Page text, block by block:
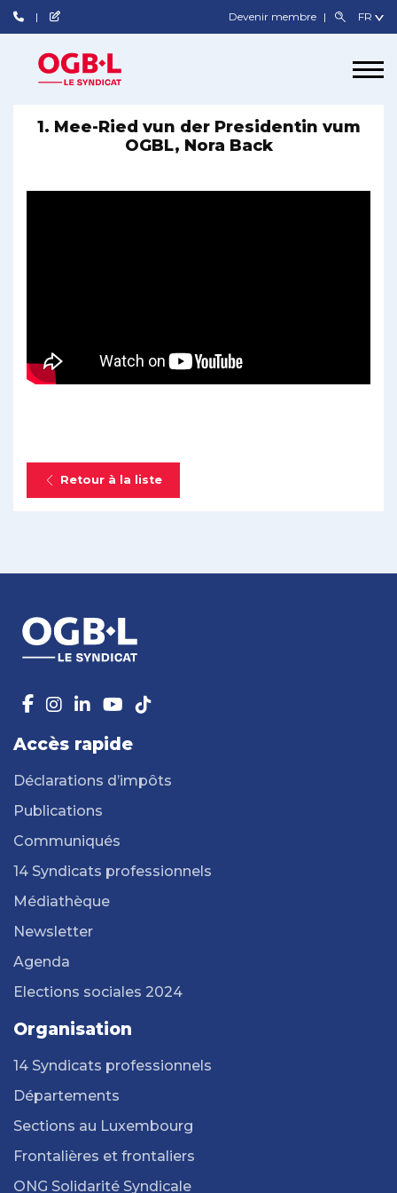
Devenir membre
1. Mee-Ried vun der Presidentin vum
OGBL, Nora Back
Retour à la liste
Accès rapide
Déclarations d’impôts
Publications
Communiqués
14 Syndicats professionnels
Médiathèque
Newsletter
Agenda
Elections sociales 2024
Organisation
14 Syndicats professionnels
Départements
Sections au Luxembourg
Frontalières et frontaliers
ONG Solidarité Syndicale